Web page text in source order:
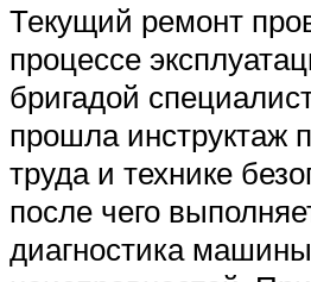
Текущий ремонт
процессе
бригадой
прошла инструктаж
труда и технике
после чего
диагностика